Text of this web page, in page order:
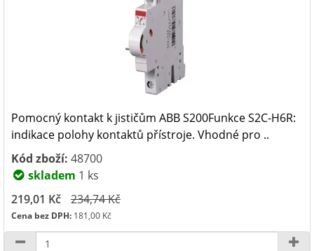
Pomocný kontakt k jističům ABB S200Funkce S2C-H6R:
indikace polohy kontaktů přístroje. Vhodné pro ..
Kód zboží: 48700
skladem 1 ks
219,01 Kč
234,74 Kč
Cena bez DPH: 181,00 Kč